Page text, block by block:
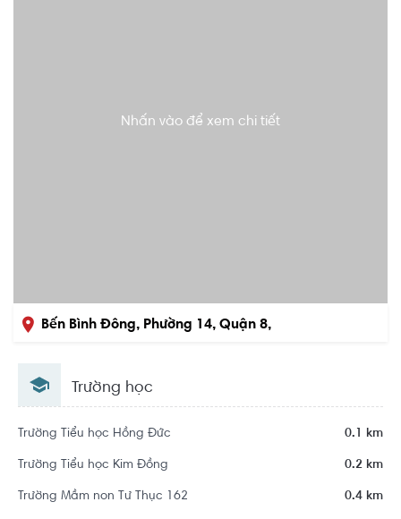
Nhấn vào để xem chi tiết
Bến Bình Đông, Phường 14, Quận 8,
Trường học
Trường Tiểu học Hồng Đức 0.1 km
Trường Tiểu học Kim Đồng 0.2 km
Trường Mầm non Tư Thục 162 0.4 km